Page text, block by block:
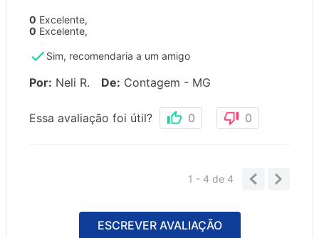
0 Excelente,
0 Excelente,
Sim, recomendaria a um amigo
Por: Neli R. De: Contagem - MG
Essa avaliação foi útil? 0 0
1 - 4de 4
ESCREVER AVALIAÇÃO